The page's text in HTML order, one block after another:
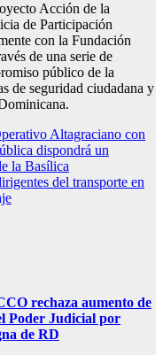
Acción de la
de Participación
con la Fundación
de una serie de
público de la
de seguridad ciudadana y
Altagraciano con
dispondrá un
la Basílica
del transporte en
rechaza aumento de
Poder Judicial por
de RD